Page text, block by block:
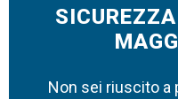
Non sei riuscito a